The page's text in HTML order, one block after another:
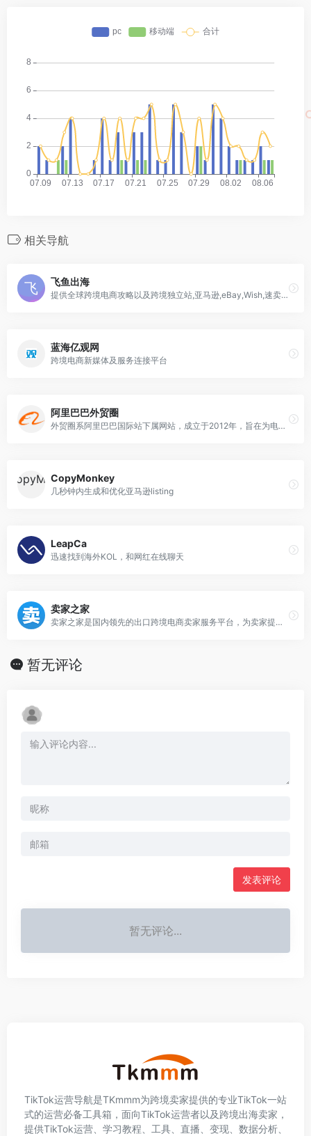
相关导航
飞鱼出海
提供全球跨境电商攻略以及跨境独立站,亚马逊,eBay,Wish,速卖通平台营销干货电子商务新媒体平台....
蓝海亿观网
跨境电商新媒体及服务连接平台
阿里巴巴外贸圈
外贸圈系阿里巴巴国际站下属网站，成立于2012年，旨在为电商人搭建拥有外贸头条、外贸培训、外贸问答，外贸服务，外贸论坛等板块及获取今日焦点，好文推荐，视频推荐，服务推荐等资讯的一体式综合平台。
CopyMonkey
几秒钟内生成和优化亚马逊listing
LeapCa
迅速找到海外KOL，和网红在线聊天
卖家之家
卖家之家是国内领先的出口跨境电商卖家服务平台，为卖家提供最新跨境电商资讯、跨境电商运营工具以及测评黑名单，从而为电跨境电商卖家带来卓越用户体验。卖家之家整合跨境电商平台、服务商、工厂及众多卖家等，全力打造跨境电商新生态。
暂无评论
发表评论
暂无评论...
TikTok运营导航是TKmmm为跨境卖家提供的专业TikTok一站
式的运营必备工具箱，面向TikTok运营者以及跨境出海卖家，
提供TikTok运营、学习教程、工具、直播、变现、数据分析、